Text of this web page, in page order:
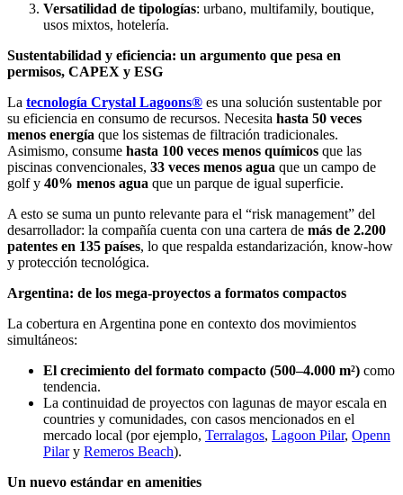
Versatilidad de tipologías: urbano, multifamily, boutique,
usos mixtos, hotelería.
Sustentabilidad y eficiencia: un argumento que pesa en
permisos, CAPEX y ESG
La tecnología Crystal Lagoons® es una solución sustentable por
su eficiencia en consumo de recursos. Necesita hasta 50 veces
menos energía que los sistemas de filtración tradicionales.
Asimismo, consume hasta 100 veces menos químicos que las
piscinas convencionales, 33 veces menos agua que un campo de
golf y 40% menos agua que un parque de igual superficie.
A esto se suma un punto relevante para el “risk management” del
desarrollador: la compañía cuenta con una cartera de más de 2.200
patentes en 135 países, lo que respalda estandarización, know-how
y protección tecnológica.
Argentina: de los mega-proyectos a formatos compactos
La cobertura en Argentina pone en contexto dos movimientos
simultáneos:
El crecimiento del formato compacto (500–4.000 m²) como
tendencia.
La continuidad de proyectos con lagunas de mayor escala en
countries y comunidades, con casos mencionados en el
mercado local (por ejemplo, Terralagos, Lagoon Pilar, Openn
Pilary Remeros Beach).
Un nuevo estándar en amenities